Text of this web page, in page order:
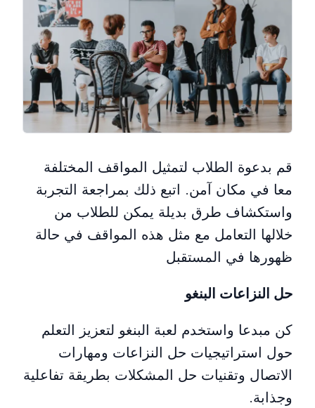
قم بدعوة الطلاب لتمثيل المواقف المختلفة
معا في مكان آمن. اتبع ذلك بمراجعة التجربة
واستكشاف طرق بديلة يمكن للطلاب من
خلالها التعامل مع مثل هذه المواقف في حالة
ظهورها في المستقبل
حل النزاعات البنغو
كن مبدعا واستخدم لعبة البنغو لتعزيز التعلم
حول استراتيجيات حل النزاعات ومهارات
الاتصال وتقنيات حل المشكلات بطريقة تفاعلية
وجذابة.